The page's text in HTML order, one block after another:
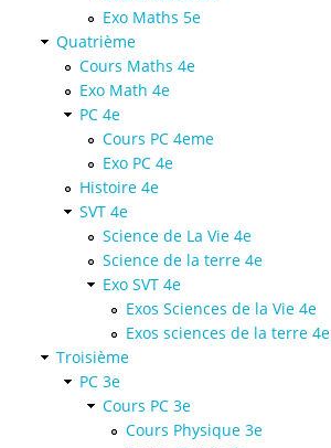
Exo Maths 5e
Quatrième
Cours Maths 4e
Exo Math 4e
PC 4e
Cours PC 4eme
Exo PC 4e
Histoire 4e
SVT 4e
Science de La Vie 4e
Science de la terre 4e
Exo SVT 4e
Exos Sciences de la Vie 4e
Exos sciences de la terre 4e
Troisième
PC 3e
Cours PC 3e
Cours Physique 3e